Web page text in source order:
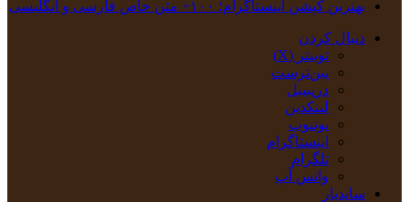
بهترین کپشن‌ اینستاگرام؛ ۱۰۰+ متن خاص فارسی و انگلیسی
دنبال کردن
توییتر (X)
‫پین‌ترست
دریبببل
لینکدین
یوتیوب
اینستاگرام
تلگرام
واتس آپ
سایدبار